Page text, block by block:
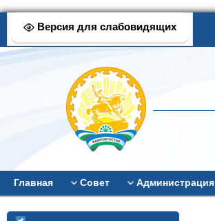
Версия для слабовидящих
Главная Совет Администрация